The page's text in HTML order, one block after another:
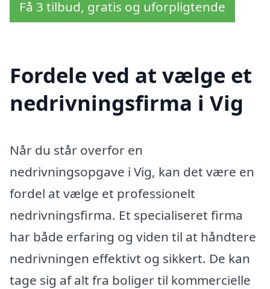
Få 3 tilbud, gratis og uforpligtende
Fordele ved at vælge et
nedrivningsfirma i Vig
Når du står overfor en
nedrivningsopgave i Vig, kan det være en
fordel at vælge et professionelt
nedrivningsfirma. Et specialiseret firma
har både erfaring og viden til at håndtere
nedrivningen effektivt og sikkert. De kan
tage sig af alt fra boliger til kommercielle